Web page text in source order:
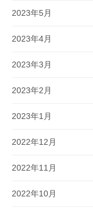
2023年5月
2023年4月
2023年3月
2023年2月
2023年1月
2022年12月
2022年11月
2022年10月